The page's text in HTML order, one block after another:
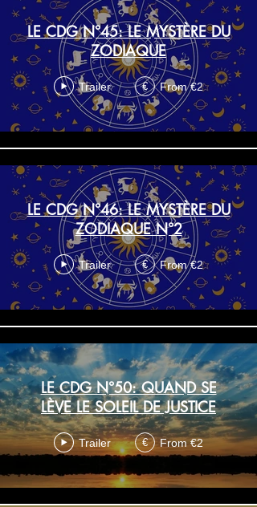
LE CDG N°45: LE MYSTÈRE DU
ZODIAQUE
Trailer € From €2
LE CDG N°46: LE MYSTÈRE DU
ZODIAQUE N°2
Trailer € From €2
LE CDG N°50: QUAND SE
LÈVE LE SOLEIL DE JUSTICE
Trailer € From €2